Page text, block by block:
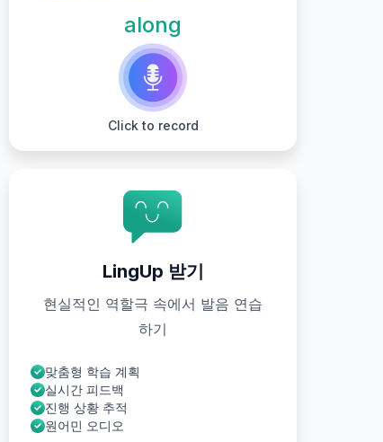
along
Click to record
LingUp 받기
현실적인 역할극 속에서 발음 연습
하기
맞춤형 학습 계획
실시간 피드백
진행 상황 추적
원어민 오디오